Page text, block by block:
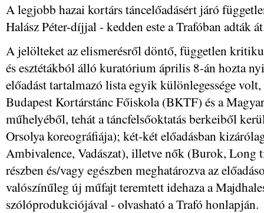
A legjobb hazai kortárs táncelőadásért járó
Halász Péter-díjjal - kedden este a Trafóban adták
A jelölteket az elismerésről döntő, független
és esztétákból álló kuratórium április 8-án hozta
előadást tartalmazó lista egyik különlegessége
Budapest Kortárstánc Főiskola (BKTF) és a
műhelyéből, tehát a táncfelsőoktatás berkeiből
Orsolya koreográfiája); két-két előadásban
Ambivalence, Vadászat), illetve nők (Burok, Long
részben és/vagy egészben meghatározva az
valószínűleg új műfajt teremtett idehaza a
szólóprodukciójával - olvasható a Trafó honlapján.